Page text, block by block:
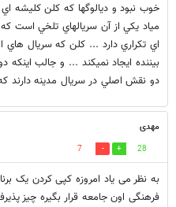
خوب نبود و ديالوگها كه كلن كليشه
مياد يكي از آن سريالهاي تلخي است
اي تكراري دارد ... كلن كه سريال هاي
بيننده ايجاد نميكند ... و جالب
دو نقش اصلي در سريال مدينه
مهدی
28
7
به نظر می یاد امروزه کپی کردن یک
فرهنگی اون جامعه قرار بگیره چیز